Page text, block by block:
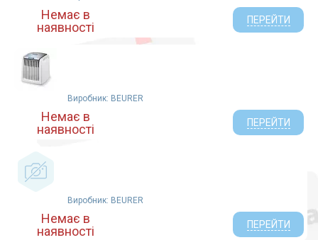
Немає в
наявності
ПЕРЕЙТИ
Виробник: BEURER
Немає в
наявності
ПЕРЕЙТИ
Виробник: BEURER
Немає в
наявності
ПЕРЕЙТИ